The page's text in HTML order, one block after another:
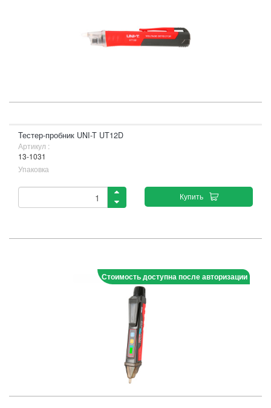
Тестер-пробник UNI-T UT12D
Артикул :
13-1031
Упаковка
Купить
Стоимость доступна после авторизации